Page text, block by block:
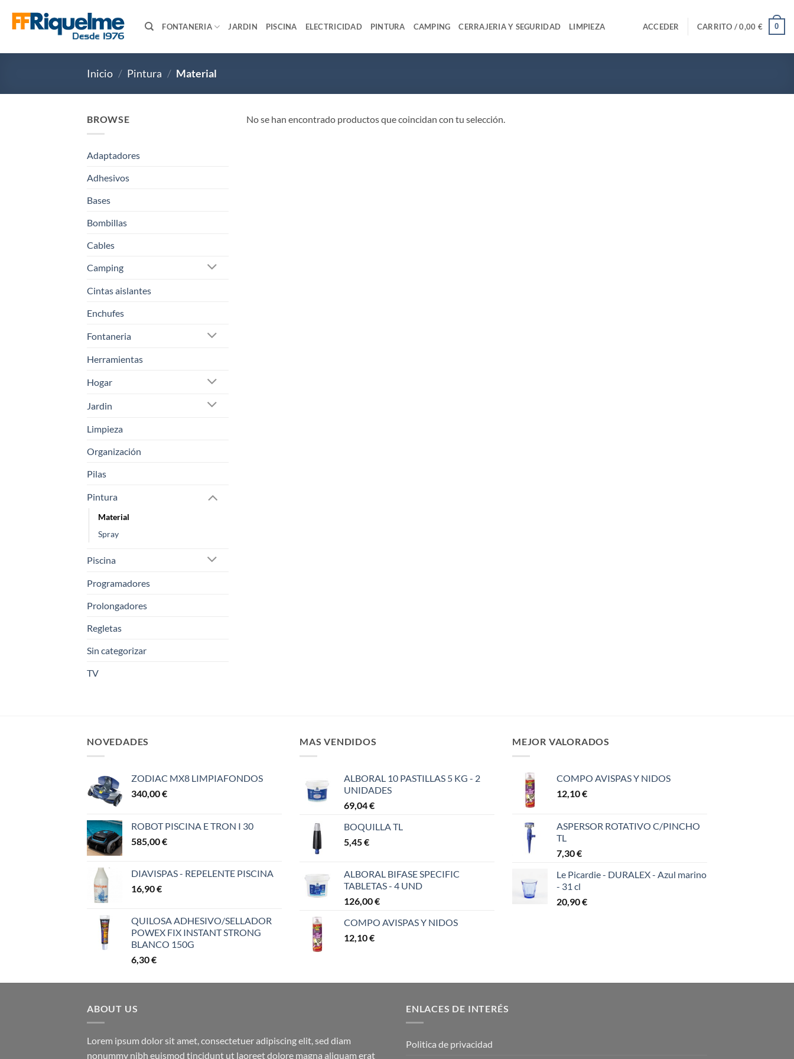
FONTANERIA JARDIN PISCINA ELECTRICIDAD PINTURA CAMPING CERRAJERIA Y SEGURIDAD LIMPIEZA ACCEDER CARRITO /0,00 € 0
Inicio / Pintura / Material
BROWSE
Adaptadores
Adhesivos
Bases
Bombillas
Cables
Camping
Cintas aislantes
Enchufes
Fontaneria
Herramientas
Hogar
Jardin
Limpieza
Organización
Pilas
Pintura
Material
Spray
Piscina
Programadores
Prolongadores
Regletas
Sin categorizar
TV
No se han encontrado productos que coincidan con tu selección.
NOVEDADES
ZODIAC MX8 LIMPIAFONDOS
340,00€
ROBOT PISCINA E TRON I 30
585,00€
DIAVISPAS - REPELENTE PISCINA
16,90€
QUILOSA ADHESIVO/SELLADOR
POWEX FIX INSTANT STRONG
BLANCO 150G
6,30€
MAS VENDIDOS
ALBORAL 10 PASTILLAS 5 KG - 2
UNIDADES
69,04€
BOQUILLA TL
5,45€
ALBORAL BIFASE SPECIFIC
TABLETAS - 4 UND
126,00€
COMPO AVISPAS Y NIDOS
12,10€
MEJOR VALORADOS
COMPO AVISPAS Y NIDOS
12,10€
ASPERSOR ROTATIVO C/PINCHO
TL
7,30€
Le Picardie - DURALEX - Azul marino
- 31 cl
20,90€
ABOUT US
Lorem ipsum dolor sit amet, consectetuer adipiscing elit, sed diam
nonummy nibh euismod tincidunt ut laoreet dolore magna aliquam erat
ENLACES DE INTERÉS
Politica de privacidad